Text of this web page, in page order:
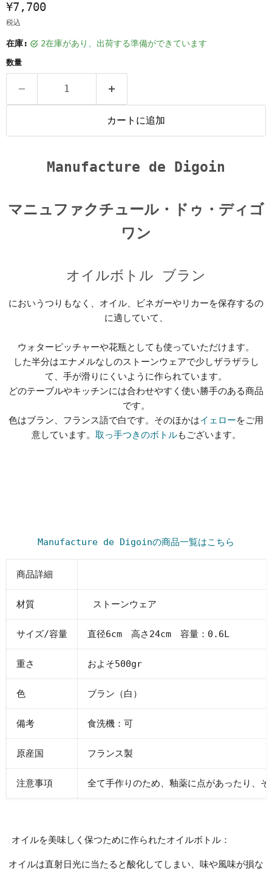
¥7,700
税込
在庫: 2在庫があり、出荷する準備ができています
数量
カートに追加
Manufacture de Digoin
マニュファクチュール・ドゥ・ディゴ
ワン
オイルボトル ブラン
においうつりもなく、オイル、ビネガーやリカーを保存するの
に適していて、
ウォターピッチャーや花瓶としても使っていただけます。
した半分はエナメルなしのストーンウェアで少しザラザラし
て、手が滑りにくいように作られています。
どのテーブルやキッチンには合わせやすく使い勝手のある商品
です。
色はブラン、フランス語で白です。そのほかはイェローをご用
意しています。 取っ手つきのボトルもございます。
Manufacture de Digoinの商品一覧はこちら
商品詳細
材質 ストーンウェア
サイズ/容量 直径6cm 高さ24cm 容量：0.6L
重さ およそ500gr
色 ブラン（白）
備考 食洗機：可
原産国 フランス製
注意事項 全て手作りのため、釉薬に点があったり、
オイルを美味しく保つために作られたオイルボトル：
オイルは直射日光に当たると酸化してしまい、味や風味が損な